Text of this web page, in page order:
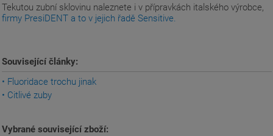
Tekutou zubní sklovinu naleznete i v přípravkách italského výrobce,
firmy PresiDENT a to v jejich řadě Sensitive.
Související články:
• Fluoridace trochu jinak
• Citlivé zuby
Vybrané související zboží: